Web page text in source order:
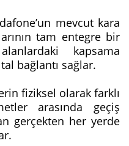
mevcut kara
tam entegre bir
kapsama
bağlantı sağlar.
fiziksel olarak farklı
arasında geçiş
gerçekten her yerde